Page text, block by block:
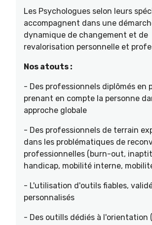
Les Psychologues selon leurs
accompagnent dans une
dynamique de changement et de
revalorisation personnelle et
Nos atouts :
- Des professionnels diplômés en
prenant en compte la personne
approche globale
- Des professionnels de terrain
dans les problématiques de
professionnelles (burn-out,
handicap, mobilité interne,
- L'utilisation d'outils fiables,
personnalisés
- Des outills dédiés à l'orientation